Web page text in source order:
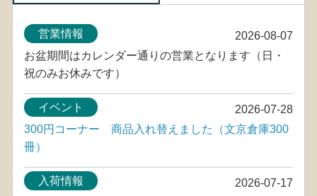
2026-08-07
営業情報
お盆期間はカレンダー通りの営業となります（日・
祝のみお休みです）
2026-07-28
イベント
300円コーナー 商品入れ替えました（文京倉庫300
冊）
2026-07-17
入荷情報